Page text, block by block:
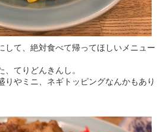
して、絶対食べて帰ってほしいメニュー
、てりどんきんし。
りやミニ、ネギトッピングなんかもあり